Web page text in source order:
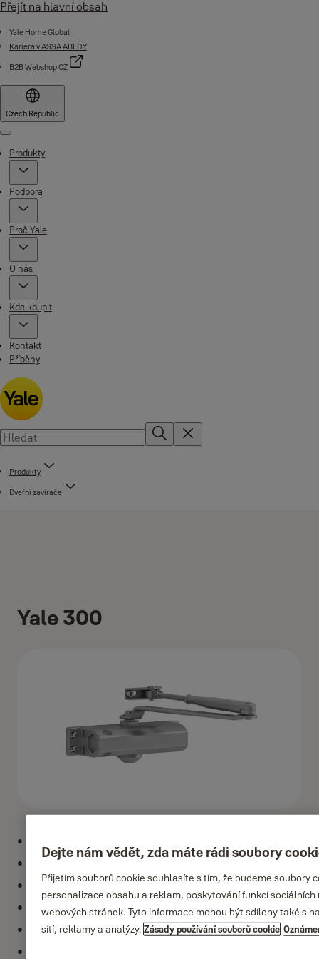
Přejít na hlavní obsah
Yale Home Global
Kariéra v ASSA ABLOY
B2B Webshop CZ
Czech Republic
Menu
Produkty
Podpora
Proč Yale
O nás
Kde koupit
Kontakt
Příběhy
Produkty
Dveřní zavírače
Yale 300
Rozsah sil EN 2-3
Síla zavírače nastavitelná dle montáže
Pre dveře do šířky 1000 mm
Pre dveře do váhy 68 kg
Dejte nám vědět, zda máte rádi soubory
Přijetím souborů cookie souhlasíte s tím, že budeme soubory
personalizace obsahu a reklam, poskytování funkcí sociálních
webových stránek. Tyto informace mohou být sdíleny také s
sítí, reklamy a analýzy.Zásady používání souborů cookie